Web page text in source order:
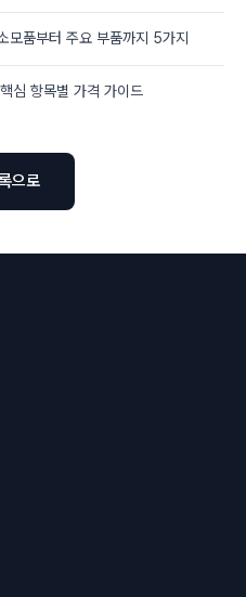
모품부터 주요 부품까지 5가지
심 항목별 가격 가이드
으로